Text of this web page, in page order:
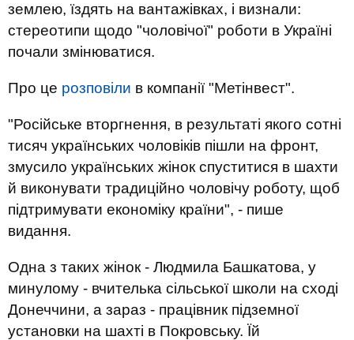
землею, їздять на вантажівках, і визнали:
стереотипи щодо "чоловічої" роботи в Україні
почали змінюватися.
Про це розповіли в компанії "Метінвест".
"Російське вторгнення, в результаті якого сотні
тисяч українських чоловіків пішли на фронт,
змусило українських жінок спуститися в шахти
й виконувати традиційно чоловічу роботу, щоб
підтримувати економіку країни", - пише
видання.
Одна з таких жінок - Людмила Башкатова, у
минулому - вчителька сільської школи на сході
Донеччини, а зараз - працівник підземної
установки на шахті в Покровську. Їй